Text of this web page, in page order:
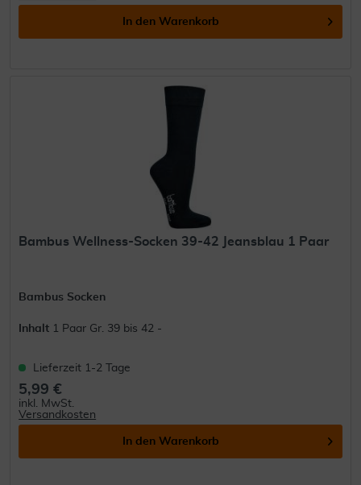
In den Warenkorb
Bambus Wellness-Socken 39-42 Jeansblau 1 Paar
Bambus Socken
Inhalt 1 Paar Gr. 39 bis 42 -
Lieferzeit 1-2 Tage
5,99 €
inkl. MwSt.
Versandkosten
In den Warenkorb